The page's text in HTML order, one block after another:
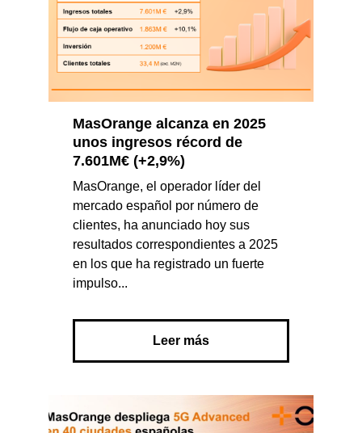
MasOrange alcanza en 2025
unos ingresos récord de
7.601M€ (+2,9%)
MasOrange, el operador líder del
mercado español por número de
clientes, ha anunciado hoy sus
resultados correspondientes a 2025
en los que ha registrado un fuerte
impulso...
Leer más